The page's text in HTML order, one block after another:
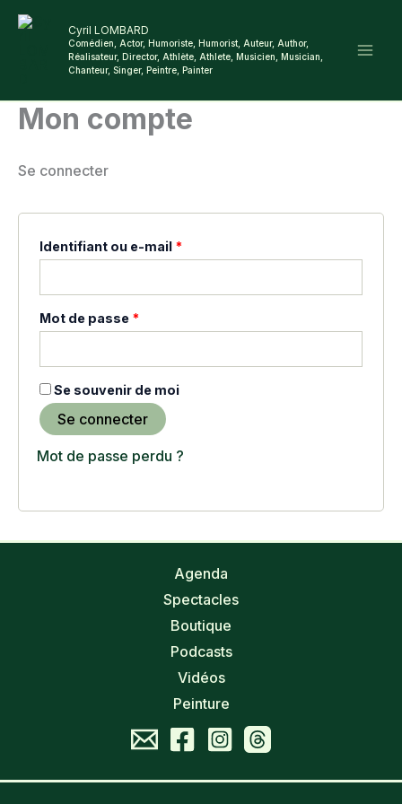
Aller
Cyril LOMBARD
Comédien, Actor, Humoriste, Humorist, Auteur, Author,
Réalisateur, Director, Athlète, Athlete, Musicien, Musician,
Chanteur, Singer, Peintre, Painter
Mon compte
Se connecter
Identifiant ou e-mail *
Mot de passe *
Se souvenir de moi
Se connecter
Mot de passe perdu ?
Agenda
Spectacles
Boutique
Podcasts
Vidéos
Peinture